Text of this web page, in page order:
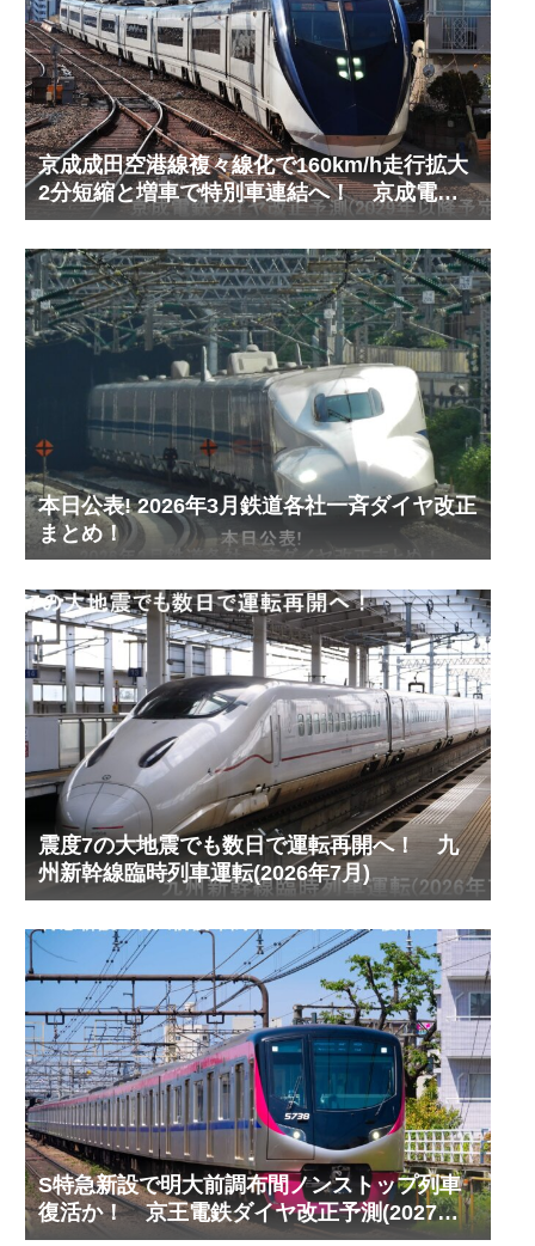
京成成田空港線複々線化で160km/h走行拡大
2分短縮と増車で特別車連結へ！ 京成電鉄
ダイヤ改正予測(2029年以降予定)
本日公表! 2026年3月鉄道各社一斉ダイヤ改正
まとめ！
震度7の大地震でも数日で運転再開へ！ 九
州新幹線臨時列車運転(2026年7月)
S特急新設で明大前調布間ノンストップ列車
復活か！ 京王電鉄ダイヤ改正予測(2027年
以降予定)